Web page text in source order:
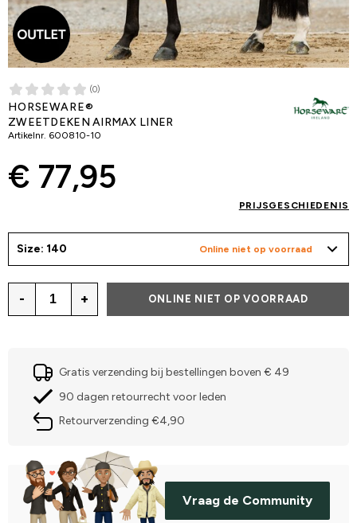
(0)
HORSEWARE®
ZWEETDEKEN AIRMAX LINER
Artikelnr. 600810-10
€ 77,95
PRIJSGESCHIEDENIS
Size: 140 Online niet op voorraad
- + ONLINE NIET OP VOORRAAD
Gratis verzending bij bestellingen boven € 49
90 dagen retourrecht voor leden
Retourverzending €4,90
Vraag de Community